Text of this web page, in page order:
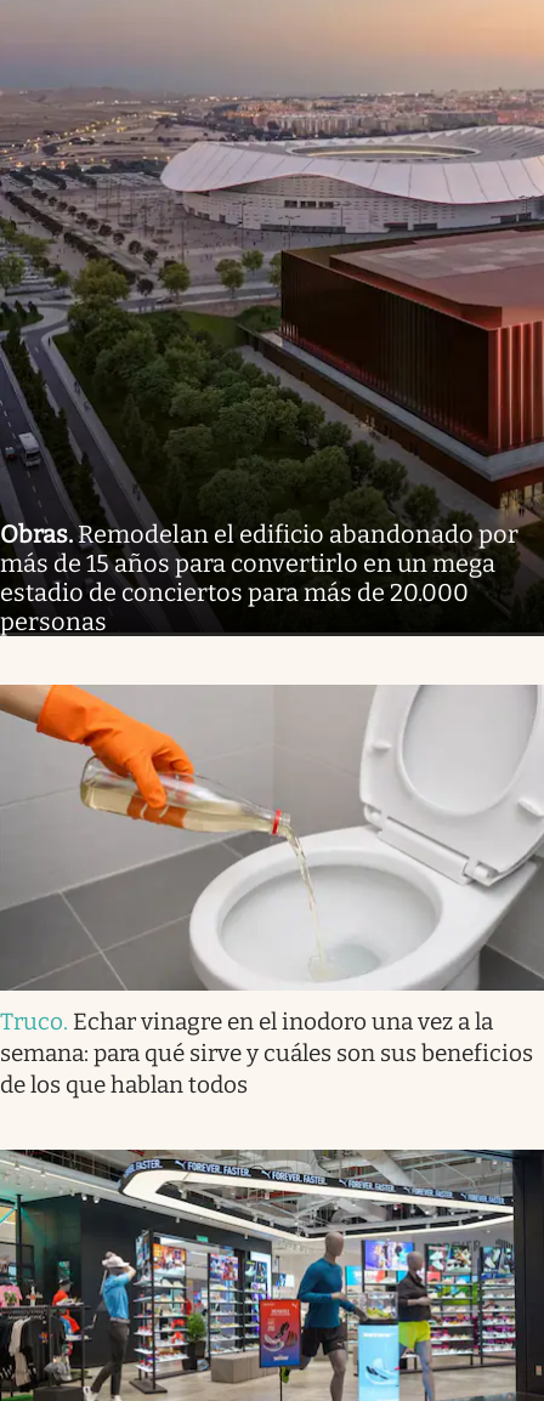
Obras.Remodelan el edificio abandonado por
más de 15 años para convertirlo en un mega
estadio de conciertos para más de 20.000
personas
Truco. Echar vinagre en el inodoro una vez a la
semana: para qué sirve y cuáles son sus beneficios
de los que hablan todos